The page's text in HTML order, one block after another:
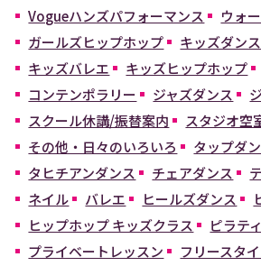
Vogueハンズパフォーマンス
ウォ
ガールズヒップホップ
キッズダンス
キッズバレエ
キッズヒップホップ
コンテンポラリー
ジャズダンス
スクール休講/振替案内
スタジオ空
その他・日々のいろいろ
タップダ
タヒチアンダンス
チェアダンス
ネイル
バレエ ヒールズダンス
ヒップホップ キッズクラス
ピラテ
プライベートレッスン
フリースタ